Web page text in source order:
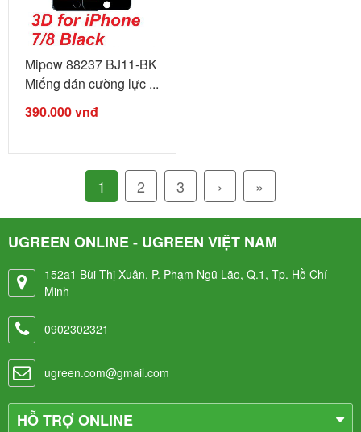
Mipow 88237 BJ11-BK
Miếng dán cường lực ...
390.000vnđ
1 2 3 › »
UGREEN ONLINE - UGREEN VIỆT NAM
152a1 Bùi Thị Xuân, P. Phạm Ngũ Lão, Q.1, Tp. Hồ Chí
Minh
0902302321
ugreen.com@gmail.com
HỖ TRỢ ONLINE